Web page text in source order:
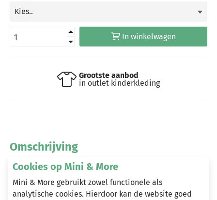
In winkelwagen
Grootste aanbod
in outlet kinderkleding
Omschrijving
Moodstreet jurk Day rust (M408-5803-480)
Cookies op Mini & More
Mini & More gebruikt zowel functionele als
analytische cookies. Hierdoor kan de website goed